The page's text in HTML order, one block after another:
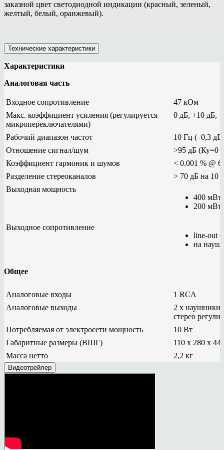
заказной цвет светодиодной индикации (красный, зеленый,
желтый, белый, оранжевый).
Технические характеристики
Характеристики
Аналоговая часть
Входное сопротивление
47 кОм
Макс. коэффициент усиления (регулируется
микропереключателями)
0 дБ, +10 дБ,
Рабочий диапазон частот
10 Гц (–0,3
Отношение сигнал/шум
>95 дБ (Ку=0
Коэффициент гармоник и шумов
< 0.001 % @
Разделение стереоканалов
> 70 дБ на 10
Выходная мощность
400
200
Выходное сопротивление
line-out
на
Общее
Аналоговые входы
1 RCA
Аналоговые выходы
2 x наушники
стерео
Потребляемая от электросети мощность
10 Вт
Габаритные размеры (ВШГ)
110 х 280 x
Масса нетто
2,2 кг
Видеотрейлер